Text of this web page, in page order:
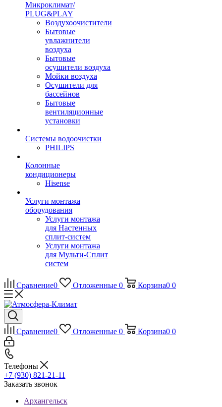
Микроклимат/
PLUG&PLAY
Воздухоочистители
Бытовые
увлажнители
воздуха
Бытовые
осушители воздуха
Мойки воздуха
Осушители для
бассейнов
Бытовые
вентиляционные
установки
Системы водоочистки
PHILIPS
Колонные
кондиционеры
Hisense
Услуги монтажа
оборудования
Услуги монтажа
для Настенных
сплит-систем
Услуги монтажа
для Мульти-Сплит
систем
Сравнение0 Отложенные 0 Корзина0 0
Сравнение0 Отложенные 0 Корзина0 0
Телефоны
+7 (930) 821-21-11
Заказать звонок
Архангельск